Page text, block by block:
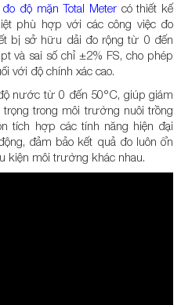
độ mặn Total Metercó thiết kế
phù hợp với các công việc đo
bị sở hữu dải đo rộng từ 0 đến
và sai số chỉ ±2% FS, cho phép
với độ chính xác cao.
nước từ 0 đến 50°C, giúp giám
trong môi trường nuôi trồng
tích hợp các tính năng hiện đại
đảm bảo kết quả đo luôn ổn
kiện môi trường khác nhau.